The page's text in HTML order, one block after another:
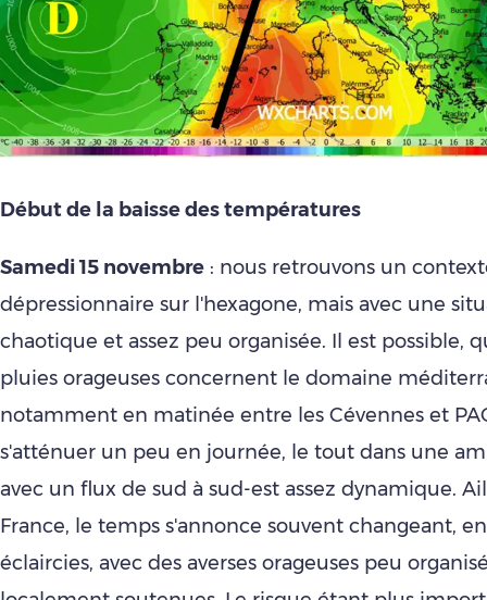
Début de la baisse des températures
Samedi 15 novembre : nous retrouvons un
dépressionnaire sur l'hexagone, mais avec une
chaotique et assez peu organisée. Il est possible,
pluies orageuses concernent le domaine
notamment en matinée entre les Cévennes et
s'atténuer un peu en journée, le tout dans une
avec un flux de sud à sud-est assez dynamique.
France, le temps s'annonce souvent changeant,
éclaircies, avec des averses orageuses peu